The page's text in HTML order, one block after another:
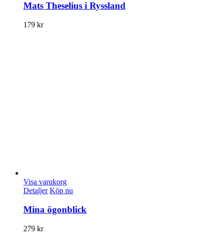
Mats Theselius i Ryssland
179 kr
Visa varukorg
Detaljer Köp nu
Mina ögonblick
279 kr